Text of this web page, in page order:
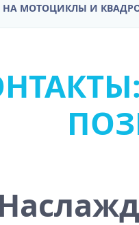
НА МОТОЦИКЛЫ И